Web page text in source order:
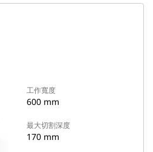
工作寬度
600 mm
最大切割深度
170 mm